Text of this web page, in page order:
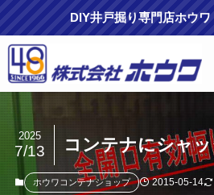
DIY井戸掘り専門店ホウワ
コンテナにシャ
2025
7/13
ホウワコンテナショップ 2015-05-14